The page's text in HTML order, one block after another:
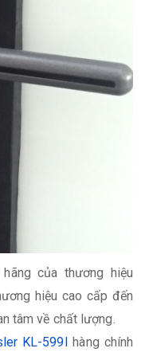
của thương hiệu
hiệu cao cấp đến
tâm về chất lượng.
KL-599I hàng chính